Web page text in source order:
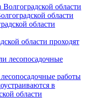
области
области проходят
работы